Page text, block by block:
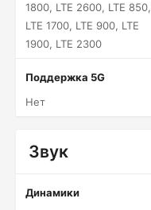
1800, LTE 2600, LTE 850,
LTE 1700, LTE 900, LTE
1900, LTE 2300
Поддержка 5G
Нет
Звук
Динамики